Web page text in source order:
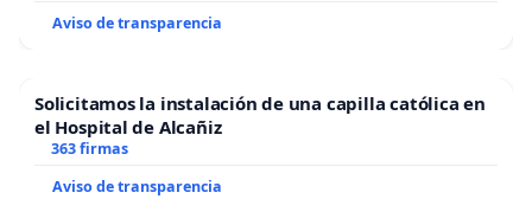
Aviso de transparencia
Solicitamos la instalación de una capilla católica en
el Hospital de Alcañiz
363 firmas
Aviso de transparencia